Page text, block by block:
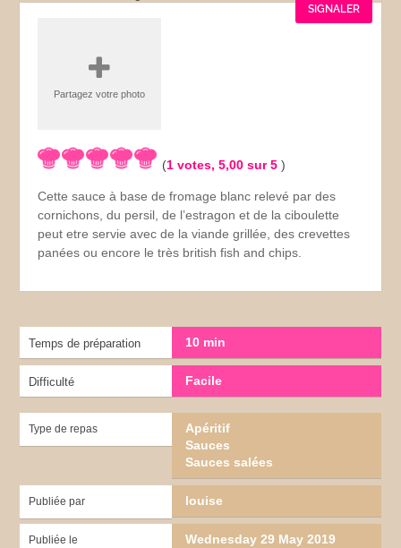
SIGNALER
Partagez votre photo
(1 votes,5,00 sur 5)
Cette sauce à base de fromage blanc relevé par des
cornichons, du persil, de l’estragon et de la ciboulette
peut etre servie avec de la viande grillée, des crevettes
panées ou encore le très british fish and chips.
Temps de préparation 10 min
Difficulté Facile
Type de repas
Apéritif
Sauces
Sauces salées
Publiée par louise
Publiée le Wednesday 29 May 2019